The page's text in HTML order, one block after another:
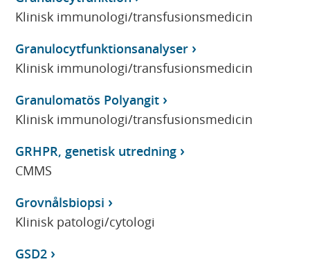
Klinisk immunologi/transfusionsmedicin
Granulocytfunktionsanalyser
Klinisk immunologi/transfusionsmedicin
Granulomatös Polyangit
Klinisk immunologi/transfusionsmedicin
GRHPR, genetisk utredning
CMMS
Grovnålsbiopsi
Klinisk patologi/cytologi
GSD2